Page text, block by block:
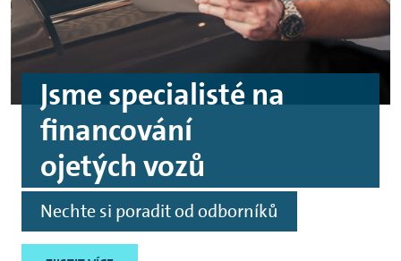
Jsme specialisté na
financování
ojetých vozů
Nechte si poradit od odborníků